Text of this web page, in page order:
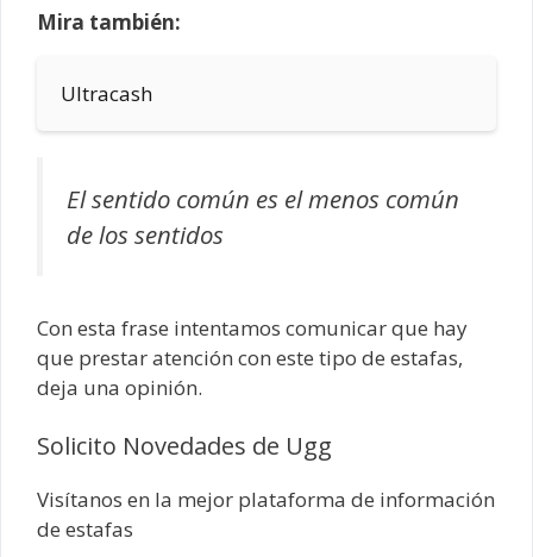
Mira también:
Ultracash
El sentido común es el menos común
de los sentidos
Con esta frase intentamos comunicar que hay
que prestar atención con este tipo de estafas,
deja una opinión.
Solicito Novedades de Ugg
Visítanos en la mejor plataforma de información
de estafas